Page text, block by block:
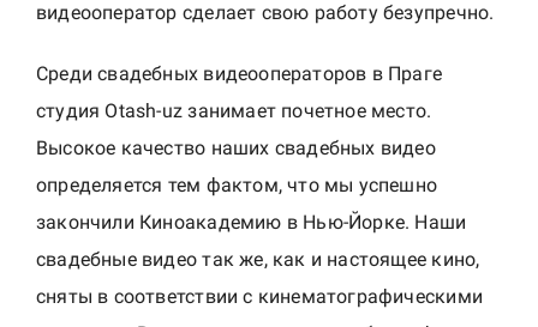
видеооператор сделает свою работу безупречно.
Среди свадебных видеооператоров в Праге
студия Otash-uz занимает почетное место.
Высокое качество наших свадебных видео
определяется тем фактом, что мы успешно
закончили Киноакадемию в Нью-Йорке. Наши
свадебные видео так же, как и настоящее кино,
сняты в соответствии с кинематографическими